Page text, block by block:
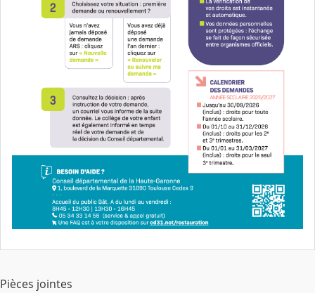
Pièces jointes